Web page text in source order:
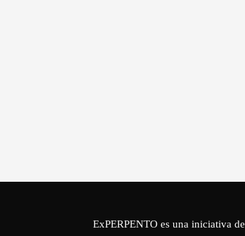
ExPERPENTO es una iniciativa de